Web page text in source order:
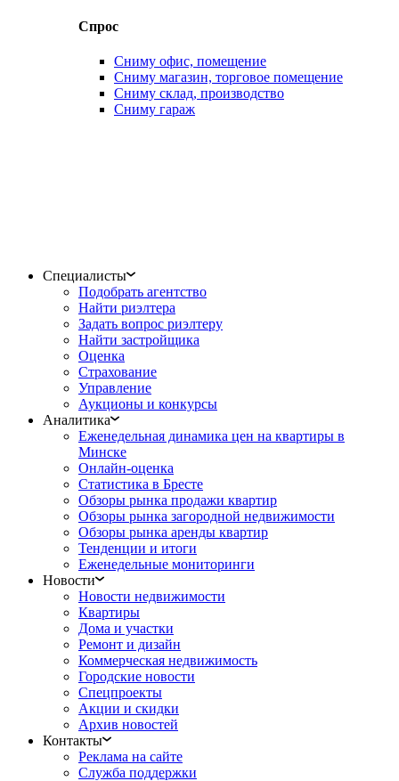
Спрос
Сниму офис, помещение
Сниму магазин, торговое помещение
Сниму склад, производство
Сниму гараж
Специалисты
Подобрать агентство
Найти риэлтера
Задать вопрос риэлтеру
Найти застройщика
Оценка
Страхование
Управление
Аукционы и конкурсы
Аналитика
Еженедельная динамика цен на квартиры в
Минске
Онлайн-оценка
Статистика в Бресте
Обзоры рынка продажи квартир
Обзоры рынка загородной недвижимости
Обзоры рынка аренды квартир
Тенденции и итоги
Еженедельные мониторинги
Новости
Новости недвижимости
Квартиры
Дома и участки
Ремонт и дизайн
Коммерческая недвижимость
Городские новости
Спецпроекты
Акции и скидки
Архив новостей
Контакты
Реклама на сайте
Служба поддержки